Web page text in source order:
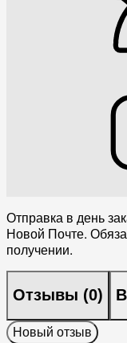
Отправка в день
Новой Почте.
получении.
Отзывы (0)
Новый отзыв